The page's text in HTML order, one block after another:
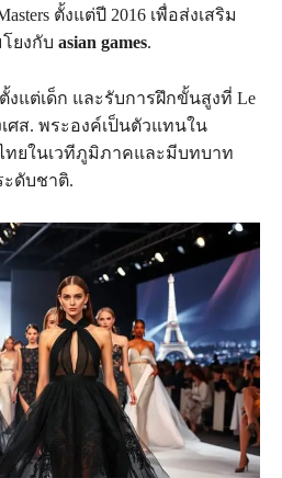
ตั้งแต่ปี 2016 เพื่อส่งเสริม
ยงกับ asian games.
แต่เด็ก และรับการฝึกขั้นสูงที่ Le
เศส. พระองค์เป็นตัวแทนใน
ทยในเวทีภูมิภาคและมีบทบาท
ดับชาติ.